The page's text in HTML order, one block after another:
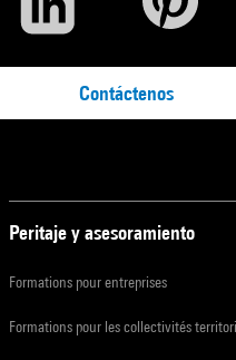
Contáctenos
Peritaje y asesoramiento
Formations pour entreprises
Formations pour les collectivités